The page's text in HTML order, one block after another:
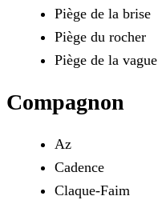
Piège de la brise
Piège du rocher
Piège de la vague
Compagnon
Az
Cadence
Claque-Faim